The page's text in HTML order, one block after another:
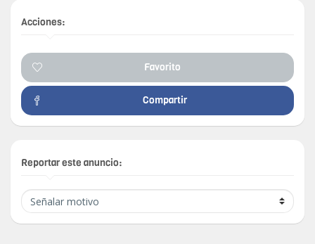
Acciones:
Favorito
Compartir
Reportar este anuncio: